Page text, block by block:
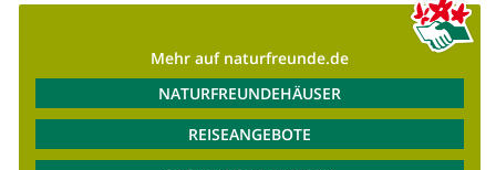
Mehr auf naturfreunde.de
NATURFREUNDEHÄUSER
REISEANGEBOTE